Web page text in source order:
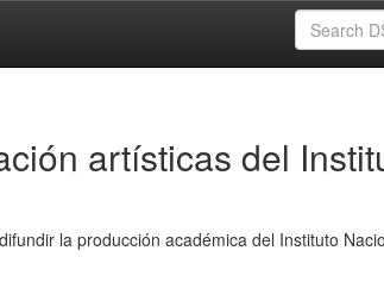
artísticas del
la producción académica del Instituto